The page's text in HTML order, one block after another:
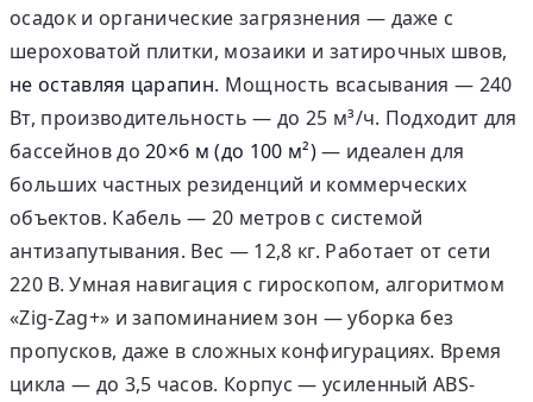
осадок и органические загрязнения — даже с
шероховатой плитки, мозаики и затирочных швов,
не оставляя царапин. Мощность всасывания — 240
Вт, производительность — до 25 м³/ч. Подходит для
бассейнов до20×6 м (до 100 м²)— идеален для
больших частных резиденций и коммерческих
объектов. Кабель — 20 метров с системой
антизапутывания. Вес — 12,8 кг. Работает от сети
220 В. Умная навигация с гироскопом, алгоритмом
«Zig-Zag+» и запоминанием зон — уборка без
пропусков, даже в сложных конфигурациях. Время
цикла — до 3,5 часов. Корпус — усиленный ABS-